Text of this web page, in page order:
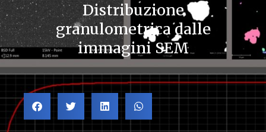
Distribuzione
granulometrica dalle
immagini SEM